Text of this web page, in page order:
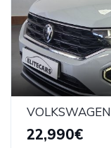
22,990€